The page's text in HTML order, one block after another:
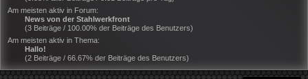
Am meisten aktiv in Forum:
News von der Stahlwerkfront
(3 Beiträge / 100.00% der Beiträge des Benutzers)
Am meisten aktiv in Thema:
Hallo!
(2 Beiträge / 66.67% der Beiträge des Benutzers)